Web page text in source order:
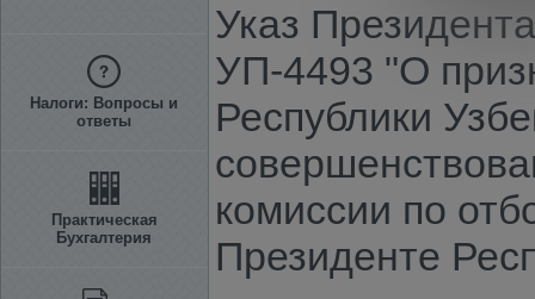
Налоги: Вопросы и
ответы
Практическая
Бухгалтерия
Указ
УП-4493 "О
Республики
комиссии по
Президенте